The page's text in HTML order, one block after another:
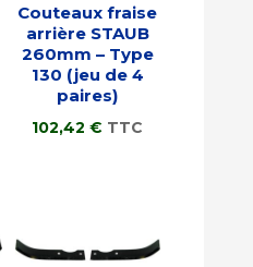
Couteaux fraise
arrière STAUB
260mm – Type
130 (jeu de 4
paires)
102,42€ TTC